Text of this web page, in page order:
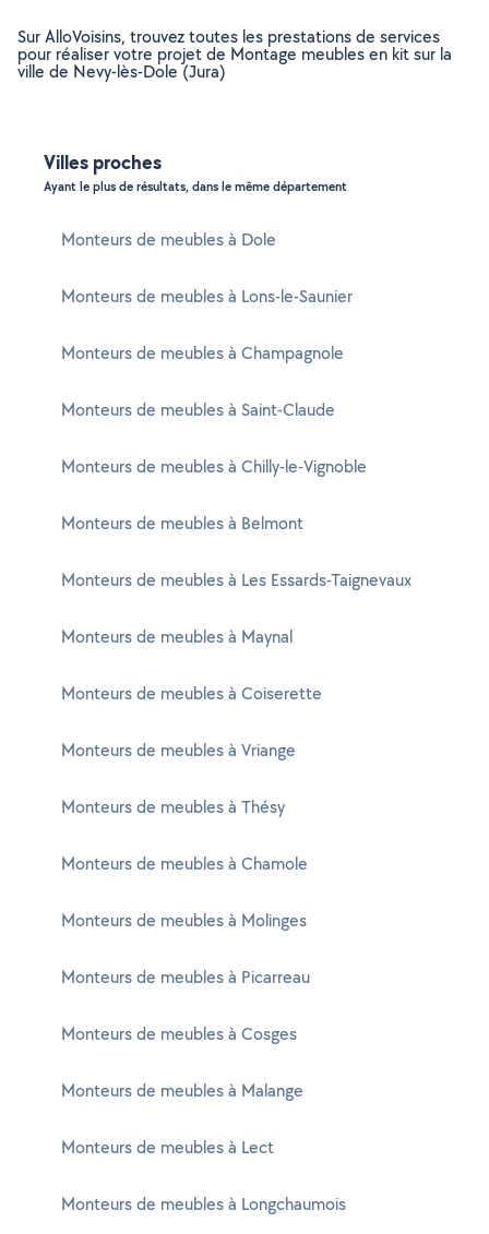
Sur AlloVoisins, trouvez toutes les prestations de services
pour réaliser votre projet de Montage meubles en kit sur la
ville de Nevy-lès-Dole (Jura)
Villes proches
Ayant le plus de résultats, dans le même département
Monteurs de meubles à Dole
Monteurs de meubles à Lons-le-Saunier
Monteurs de meubles à Champagnole
Monteurs de meubles à Saint-Claude
Monteurs de meubles à Chilly-le-Vignoble
Monteurs de meubles à Belmont
Monteurs de meubles à Les Essards-Taignevaux
Monteurs de meubles à Maynal
Monteurs de meubles à Coiserette
Monteurs de meubles à Vriange
Monteurs de meubles à Thésy
Monteurs de meubles à Chamole
Monteurs de meubles à Molinges
Monteurs de meubles à Picarreau
Monteurs de meubles à Cosges
Monteurs de meubles à Malange
Monteurs de meubles à Lect
Monteurs de meubles à Longchaumois